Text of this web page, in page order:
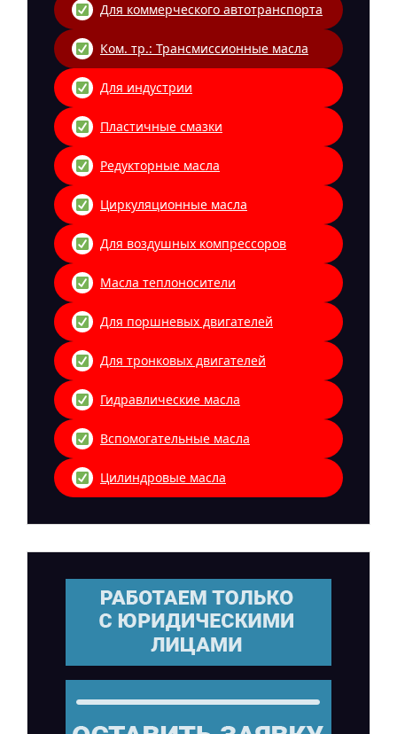
Для коммерческого автотранспорта
Ком. тр.: Трансмиссионные масла
Для индустрии
Пластичные смазки
Редукторные масла
Циркуляционные масла
Для воздушных компрессоров
Масла теплоносители
Для поршневых двигателей
Для тронковых двигателей
Гидравлические масла
Вспомогательные масла
Цилиндровые масла